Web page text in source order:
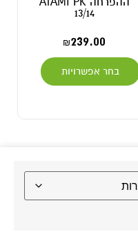
145.00
בחר אפשרויות